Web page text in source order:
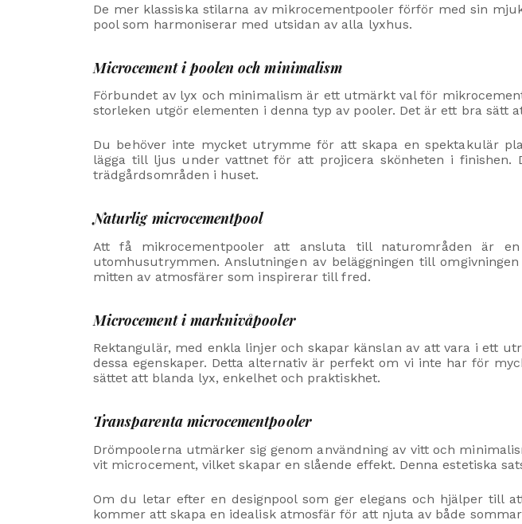
De mer klassiska stilarna av mikrocementpooler förför med sin
pool som harmoniserar med utsidan av alla lyxhus.
Microcement i poolen och minimalism
Förbundet av lyx och minimalism är ett utmärkt val för
storleken utgör elementen i denna typ av pooler. Det är ett bra
Du behöver inte mycket utrymme för att skapa en spektakulär
lägga till ljus under vattnet för att projicera skönheten i
trädgårdsområden i huset.
Naturlig microcementpool
Att få mikrocementpooler att ansluta till naturområden är
utomhusutrymmen. Anslutningen av beläggningen till
mitten av atmosfärer som inspirerar till fred.
Microcement i marknivåpooler
Rektangulär, med enkla linjer och skapar känslan av att vara i ett
dessa egenskaper. Detta alternativ är perfekt om vi inte har för
sättet att blanda lyx, enkelhet och praktiskhet.
Transparenta microcementpooler
Drömpoolerna utmärker sig genom användning av vitt och
vit microcement, vilket skapar en slående effekt. Denna estetiska
Om du letar efter en designpool som ger elegans och hjälper till
kommer att skapa en idealisk atmosfär för att njuta av både